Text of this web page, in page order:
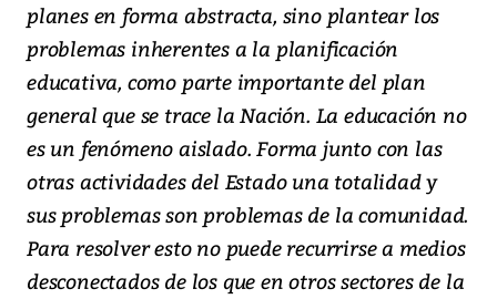
planes en forma abstracta, sino plantear los
problemas inherentes a la planificación
educativa, como parte importante del plan
general que se trace la Nación. La educación no
es un fenómeno aislado. Forma junto con las
otras actividades del Estado una totalidad y
sus problemas son problemas de la comunidad.
Para resolver esto no puede recurrirse a medios
desconectados de los que en otros sectores de la